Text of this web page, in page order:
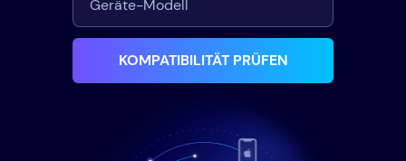
KOMPATIBILITÄT PRÜFEN